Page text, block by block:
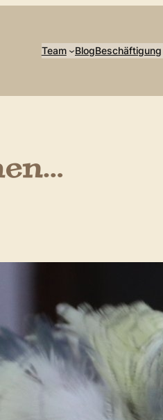
Team BlogBeschäftigung